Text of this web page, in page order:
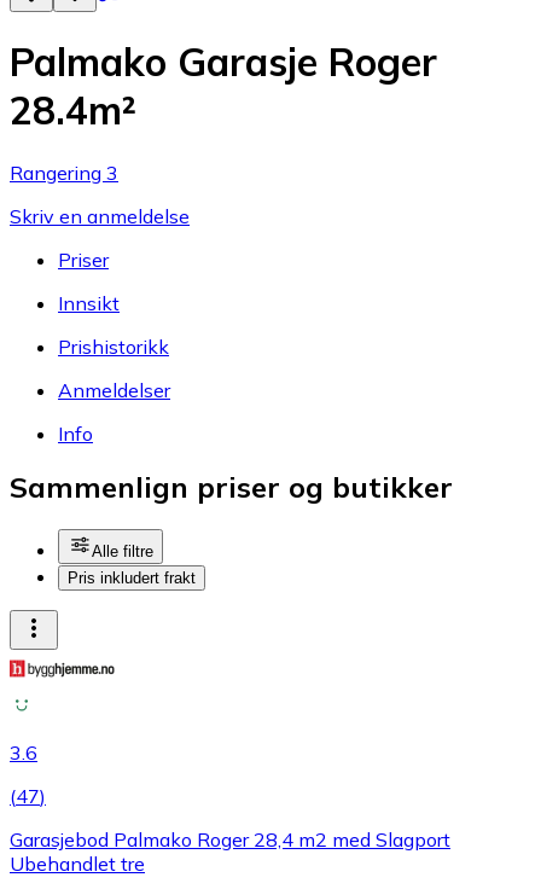
Palmako Garasje Roger
28.4m²
Rangering 3
Skriv en anmeldelse
Priser
Innsikt
Prishistorikk
Anmeldelser
Info
Sammenlign priser og butikker
Alle filtre
Pris inkludert frakt
3.6
(47)
Garasjebod Palmako Roger 28,4 m2 med Slagport
Ubehandlet tre